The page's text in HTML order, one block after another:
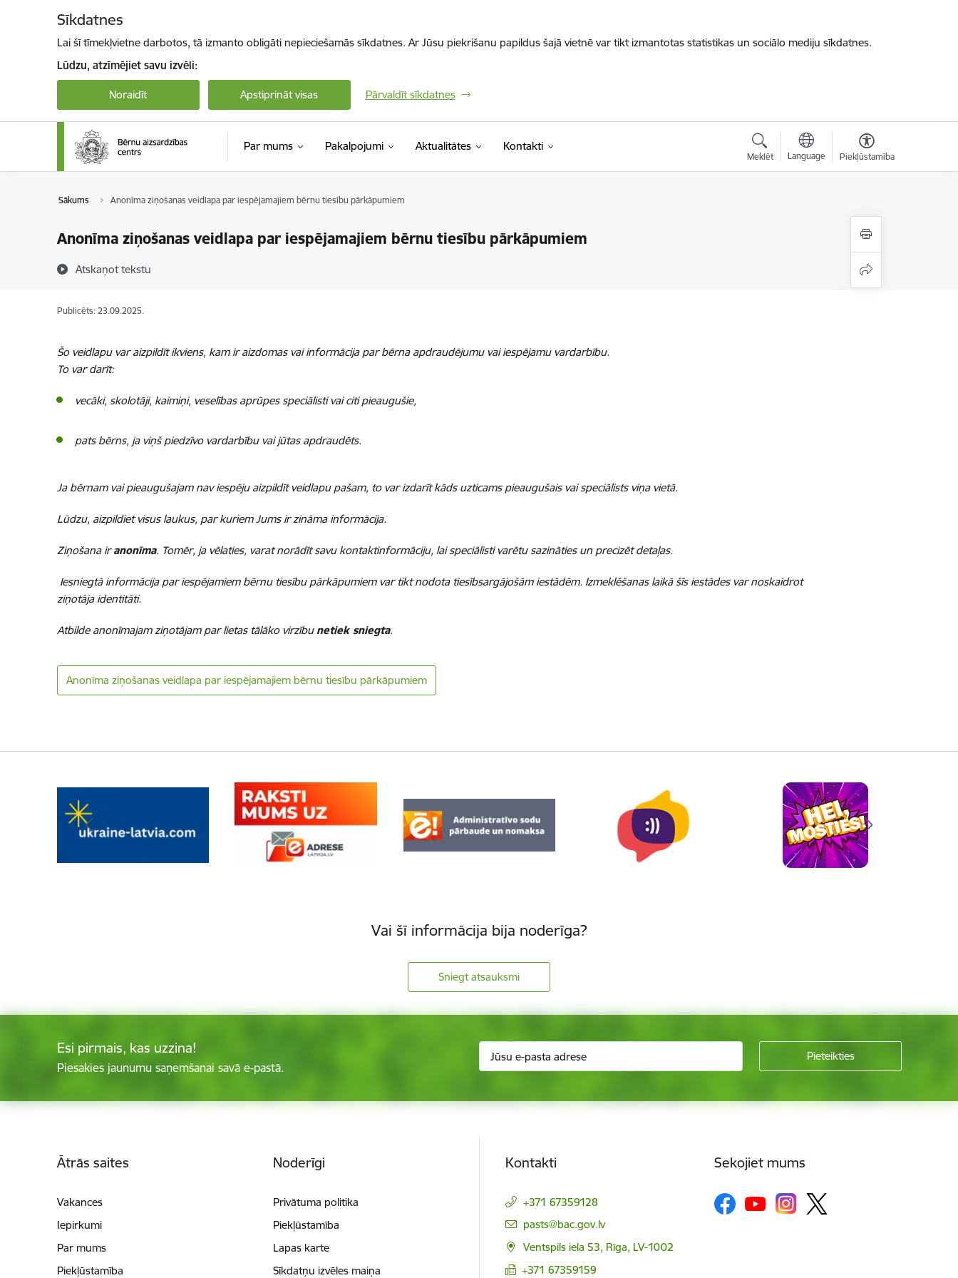
Sīkdatnes
Lai šī tīmekļvietne darbotos, tā izmanto obligāti nepieciešamās sīkdatnes. Ar Jūsu piekrišanu papildus šajā vietnē var tikt izmantotas statistikas un sociālo mediju sīkdatnes.
Lūdzu, atzīmējiet savu izvēli:
Noraidīt Apstiprināt visas Pārvaldīt sīkdatnes
Par mums Pakalpojumi Aktualitātes Kontakti
Meklēt Language Piekļūstamība
Sākums Anonīma ziņošanas veidlapa par iespējamajiem bērnu tiesību pārkāpumiem
Anonīma ziņošanas veidlapa par iespējamajiem bērnu tiesību pārkāpumiem
Atskaņot tekstu
Publicēts: 23.09.2025.
Šo veidlapu var aizpildīt ikviens, kam ir aizdomas vai informācija par bērna apdraudējumu vai iespējamu vardarbību.
To var darīt:
vecāki, skolotāji, kaimiņi, veselības aprūpes speciālisti vai citi pieaugušie,
pats bērns, ja viņš piedzīvo vardarbību vai jūtas apdraudēts.
Ja bērnam vai pieaugušajam nav iespēju aizpildīt veidlapu pašam, to var izdarīt kāds uzticams pieaugušais vai speciālists viņa vietā.
Lūdzu, aizpildiet visus laukus, par kuriem Jums ir zināma informācija.
Ziņošana iranonīma. Tomēr, ja vēlaties, varat norādīt savu kontaktinformāciju, lai speciālisti varētu sazināties un precizēt detaļas.
Iesniegtā informācija par iespējamiem bērnu tiesību pārkāpumiem var tikt nodota tiesībsargājošām iestādēm. Izmeklēšanas laikā šīs iestādes var noskaidrot
ziņotāja identitāti.
Atbilde anonīmajam ziņotājam par lietas tālāko virzību netiek sniegta.
Anonīma ziņošanas veidlapa par iespējamajiem bērnu tiesību pārkāpumiem
Vai šī informācija bija noderīga?
Sniegt atsauksmi
Esi pirmais, kas uzzina!
Piesakies jaunumu saņemšanai savā e-pastā.
Ātrās saites
Vakances
Iepirkumi
Par mums
Piekļūstamība
Noderīgi
Privātuma politika
Piekļūstamība
Lapas karte
Sīkdatņu izvēles maiņa
Kontakti
+371 67359128
E-pasts:
pasts@bac.gov.lv
Ventspils iela 53, Rīga, LV-1002
+371 67359159
Sekojiet mums